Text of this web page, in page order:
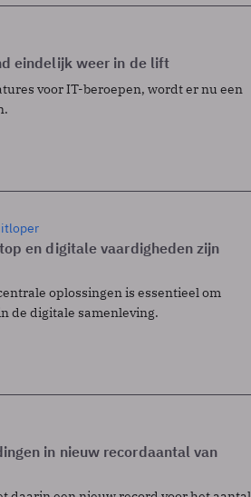
eindelijk weer in de lift
voor IT-beroepen, wordt er nu een
en digitale vaardigheden zijn
oplossingen is essentieel om
de digitale samenleving.
in nieuw recordaantal van